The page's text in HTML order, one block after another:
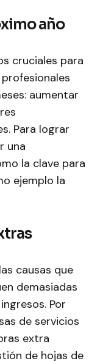
año
cruciales para
aumentar
Para lograr
una
la clave para
ejemplo la
causas que
demasiadas
Por
de servicios
extra
de hojas de